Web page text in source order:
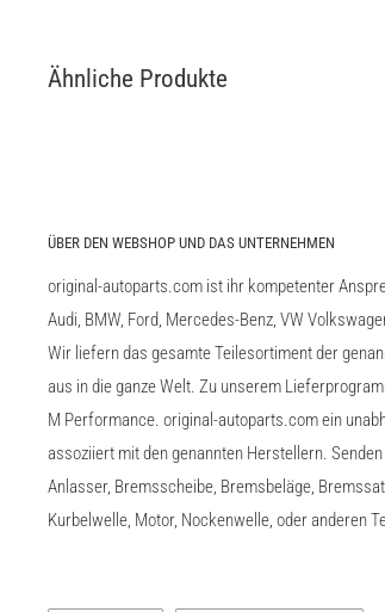
Ähnliche Produkte
ÜBER DEN WEBSHOP UND DAS UNTERNEHMEN
original-autoparts.com ist ihr kompetenter
Audi, BMW, Ford, Mercedes-Benz, VW
Wir liefern das gesamte Teilesortiment der
aus in die ganze Welt. Zu unserem
M Performance. original-autoparts.com ein
assoziiert mit den genannten Herstellern.
Anlasser, Bremsscheibe, Bremsbeläge,
Kurbelwelle, Motor, Nockenwelle, oder anderen